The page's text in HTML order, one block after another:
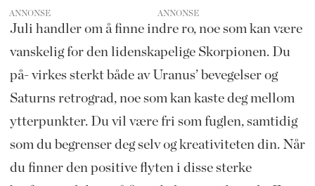
ANNONSE
Juli handler om å finne indre ro, noe som kan være
vanskelig for den lidenskapelige Skorpionen. Du
på- virkes sterkt både av Uranus’ bevegelser og
Saturns retrograd, noe som kan kaste deg mellom
ytterpunkter. Du vil være fri som fuglen, samtidig
som du begrenser deg selv og kreativiteten din. Når
du finner den positive flyten i disse sterke